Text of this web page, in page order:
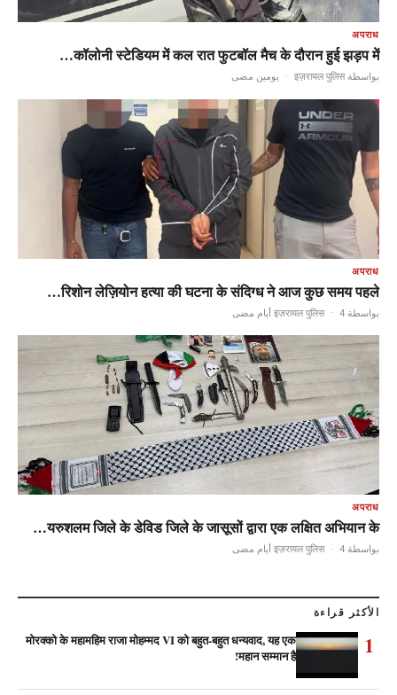
अपराध
कॉलोनी स्टेडियम में कल रात फुटबॉल मैच के दौरान हुई झड़प में…
بواسطة इज़रायल पुलिस · يومين مضى
अपराध
रिशोन लेज़ियोन हत्या की घटना के संदिग्ध ने आज कुछ समय पहले…
بواسطة इज़रायल पुलिस · 4 أيام مضى
अपराध
यरुशलम जिले के डेविड जिले के जासूसों द्वारा एक लक्षित अभियान के…
بواسطة इज़रायल पुलिस · 4 أيام مضى
الأكثر قراءة
1
मोरक्को के महामहिम राजा मोहम्मद VI को बहुत-बहुत धन्यवाद, यह एक
महान सम्मान है!